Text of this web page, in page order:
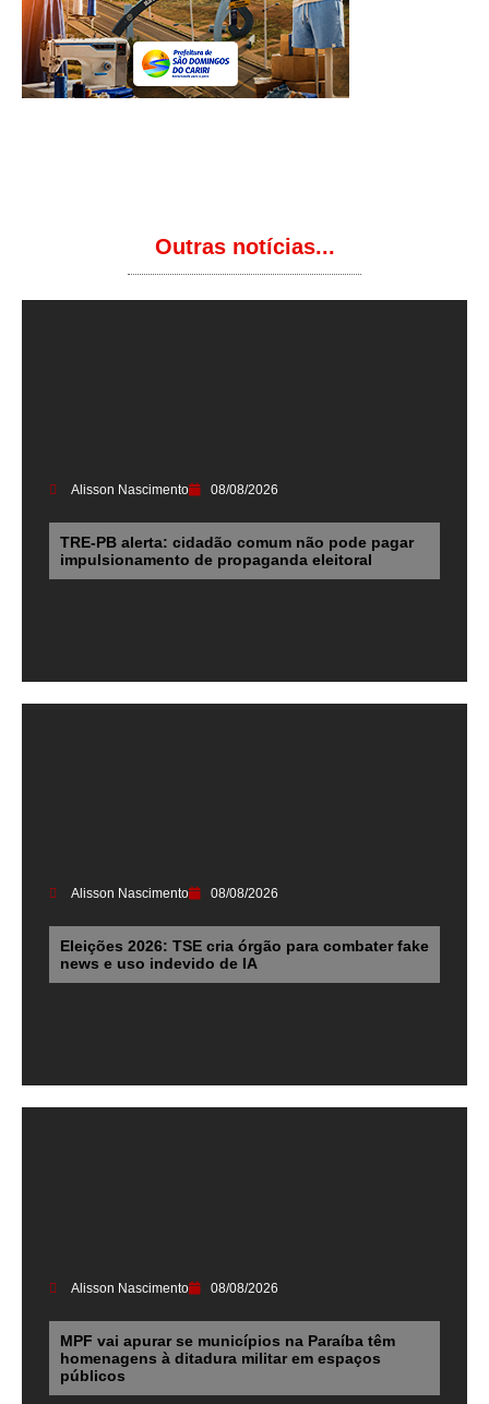
Outras notícias...
Alisson Nascimento 08/08/2026
TRE-PB alerta: cidadão comum não pode pagar
impulsionamento de propaganda eleitoral
Alisson Nascimento 08/08/2026
Eleições 2026: TSE cria órgão para combater fake
news e uso indevido de IA
Alisson Nascimento 08/08/2026
MPF vai apurar se municípios na Paraíba têm
homenagens à ditadura militar em espaços
públicos